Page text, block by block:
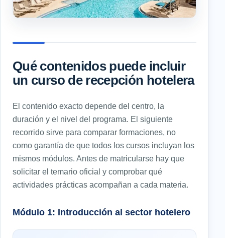
Qué contenidos puede incluir
un curso de recepción hotelera
El contenido exacto depende del centro, la
duración y el nivel del programa. El siguiente
recorrido sirve para comparar formaciones, no
como garantía de que todos los cursos incluyan los
mismos módulos. Antes de matricularse hay que
solicitar el temario oficial y comprobar qué
actividades prácticas acompañan a cada materia.
Módulo 1: Introducción al sector hotelero